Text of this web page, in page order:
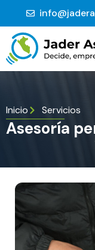
Inicio Servicios
Asesoría